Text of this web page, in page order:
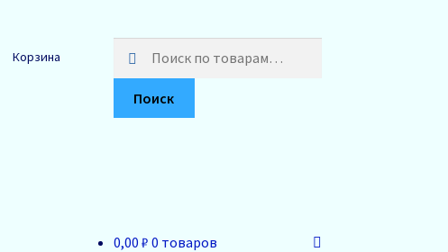
Корзина
Поиск
0,00 ₽ 0 товаров